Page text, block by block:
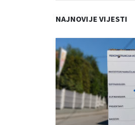
NAJNOVIJE VIJESTI